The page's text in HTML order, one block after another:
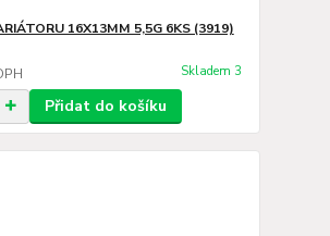
16X13MM 5,5G 6KS (3919)
Skladem 3
Přidat do košíku